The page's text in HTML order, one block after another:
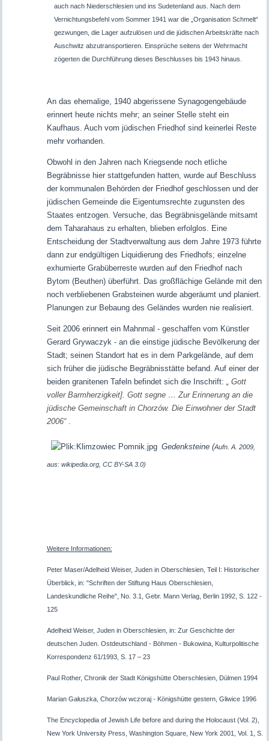
auch nach Niederschlesien und ins Sudetenland aus. Nach dem
Vernichtungsbefehl vom Sommer 1941 war die „Organisation Schmelt“
gezwungen, die Lager aufzulösen und die jüdischen Arbeitskräfte nach
Auschwitz abzutransportieren. Einsprüche seitens der Wehrmacht
zögerten die Durchführung dieses Beschlusses bis 1943 hinaus
An das ehemalige, 1940 abgerissene Synagogengebäude
erinnert heute nichts mehr; an seiner Stelle steht ein
Kaufhaus. Auch vom jüdischen Friedhof sind keinerlei Reste
mehr vorhanden.
Obwohl in den Jahren nach Kriegsende noch etliche
Begräbnisse hier stattgefunden hatten, wurde auf Beschluss
der kommunalen Behörden der Friedhof geschlossen und der
jüdischen Gemeinde die Eigentumsrechte zugunsten des
Staates entzogen. Versuche, das Begräbnisgelände mitsamt
dem Taharahaus zu erhalten, blieben erfolglos.
Eine
Entscheidung der Stadtverwaltung aus dem Jahre 1973 führte
dannzur endgültigen Liquidierung des Friedhofs; einzelne
exhumierte Grabüberreste wurden auf den Friedhof nach
Bytom (Beuthen) überführt.
Das großflächige Gelände mit den
noch verbliebenen Grabsteinen wurde abgeräumt und planiert.
Planungen zur Bebaung des Geländes wurden nie realisiert.
Seit 2006 erinnert ein Mahnmal - geschaffen vom Künstler
Gerard Grywaczyk - an die einstige jüdische Bevölkerung der
Stadt; seinen Standort hat es in dem Parkgelände, auf dem
sich früher die jüdische Begräbnisstätte befand. Auf einer der
beiden granitenen Tafeln befindet sich die Inschrift:
Gott
voller Barmherzigkeit]. Gott segne … Zur Erinnerung an die
jüdische Gemeinschaft in Chorzów. Die Einwohner der Stadt
2006“.
Gedenksteine (Aufn. A. 2009,
aus: wikipedia.org, CC BY-SA 3.0)
Weitere Informationen:
Peter Maser/Adelheid Weiser, Juden in Oberschlesien, Teil I: Historischer
Überblick, in: "Schriften der Stiftung Haus Oberschlesien,
Landeskundliche Reihe", No. 3.1, Gebr. Mann Verlag, Berlin 1992, S. 122 -
125
Adelheid Weiser, Juden in Oberschlesien, in: Zur Geschichte der
deutschen Juden. Ostdeutschland - Böhmen - Bukowina, Kulturpolitische
Korrespondenz 61/1993, S. 17 – 23
Paul Rother, Chronik der Stadt Königshütte Oberschlesien, Dülmen 1994
Marian Gałuszka, Chorzów wczoraj - Königshütte gestern, Gliwice 1996
The Encyclopedia of Jewish Life before and during the Holocaust (Vol. 2),
New York University Press, Washington Square, New York 2001, Vol. 1, S.